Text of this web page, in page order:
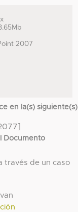
2007
en la(s) siguiente(s)
Documento
través de un caso